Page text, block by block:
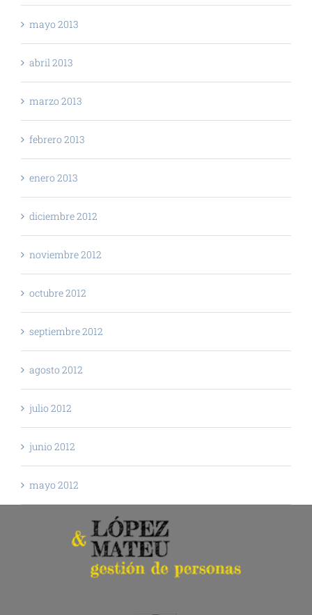
mayo 2013
abril 2013
marzo 2013
febrero 2013
enero 2013
diciembre 2012
noviembre 2012
octubre 2012
septiembre 2012
agosto 2012
julio 2012
junio 2012
mayo 2012